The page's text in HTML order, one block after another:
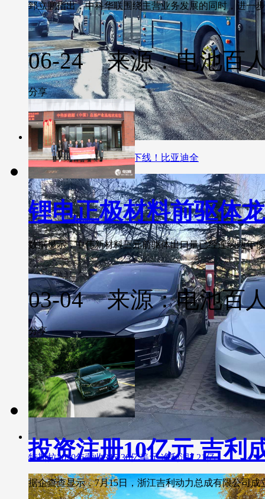
法国工厂首批纯电动大巴下线！比亚迪全
特斯拉2020年营收315.36亿美元 净利润7.21亿
郅立鹏指出，中科华联围绕主营业务发展的同时，进一
06-24 来源：电池百
分享
锂电正极材料前驱体
数据显示，中伟新材料三元前驱体出口量已经连续两年
03-04 来源：电池百
分享
投资注册10亿元 吉利
据企查查显示，7月15日，浙江吉利动力总成有限公司成